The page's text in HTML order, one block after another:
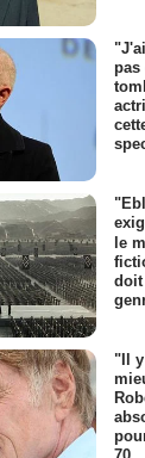
pas
le
doit
"Il